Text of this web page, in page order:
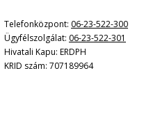
Telefonközpont: 06-23-522-300
Ügyfélszolgálat: 06-23-522-301
Hivatali Kapu: ERDPH
KRID szám: 707189964